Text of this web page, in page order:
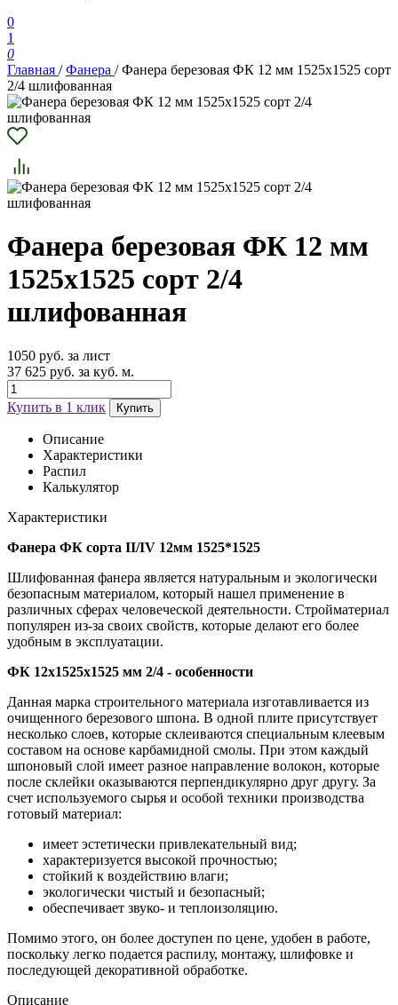
0
1
0
Главная /Фанера /Фанера березовая ФК 12 мм 1525х1525 сорт
2/4 шлифованная
Фанера березовая ФК 12 мм
1525х1525 сорт 2/4
шлифованная
1050 руб. за лист
37 625 руб. за куб. м.
Купить в 1 клик Купить
Описание
Характеристики
Распил
Калькулятор
Характеристики
Фанера ФК сорта II/IV 12мм 1525*1525
Шлифованная фанера является натуральным и экологически
безопасным материалом, который нашел применение в
различных сферах человеческой деятельности. Стройматериал
популярен из-за своих свойств, которые делают его более
удобным в эксплуатации.
ФК 12х1525х1525 мм 2/4 - особенности
Данная марка строительного материала изготавливается из
очищенного березового шпона. В одной плите присутствует
несколько слоев, которые склеиваются специальным клеевым
составом на основе карбамидной смолы. При этом каждый
шпоновый слой имеет разное направление волокон, которые
после склейки оказываются перпендикулярно друг другу. За
счет используемого сырья и особой техники производства
готовый материал:
имеет эстетически привлекательный вид;
характеризуется высокой прочностью;
стойкий к воздействию влаги;
экологически чистый и безопасный;
обеспечивает звуко- и теплоизоляцию.
Помимо этого, он более доступен по цене, удобен в работе,
поскольку легко подается распилу, монтажу, шлифовке и
последующей декоративной обработке.
Описание